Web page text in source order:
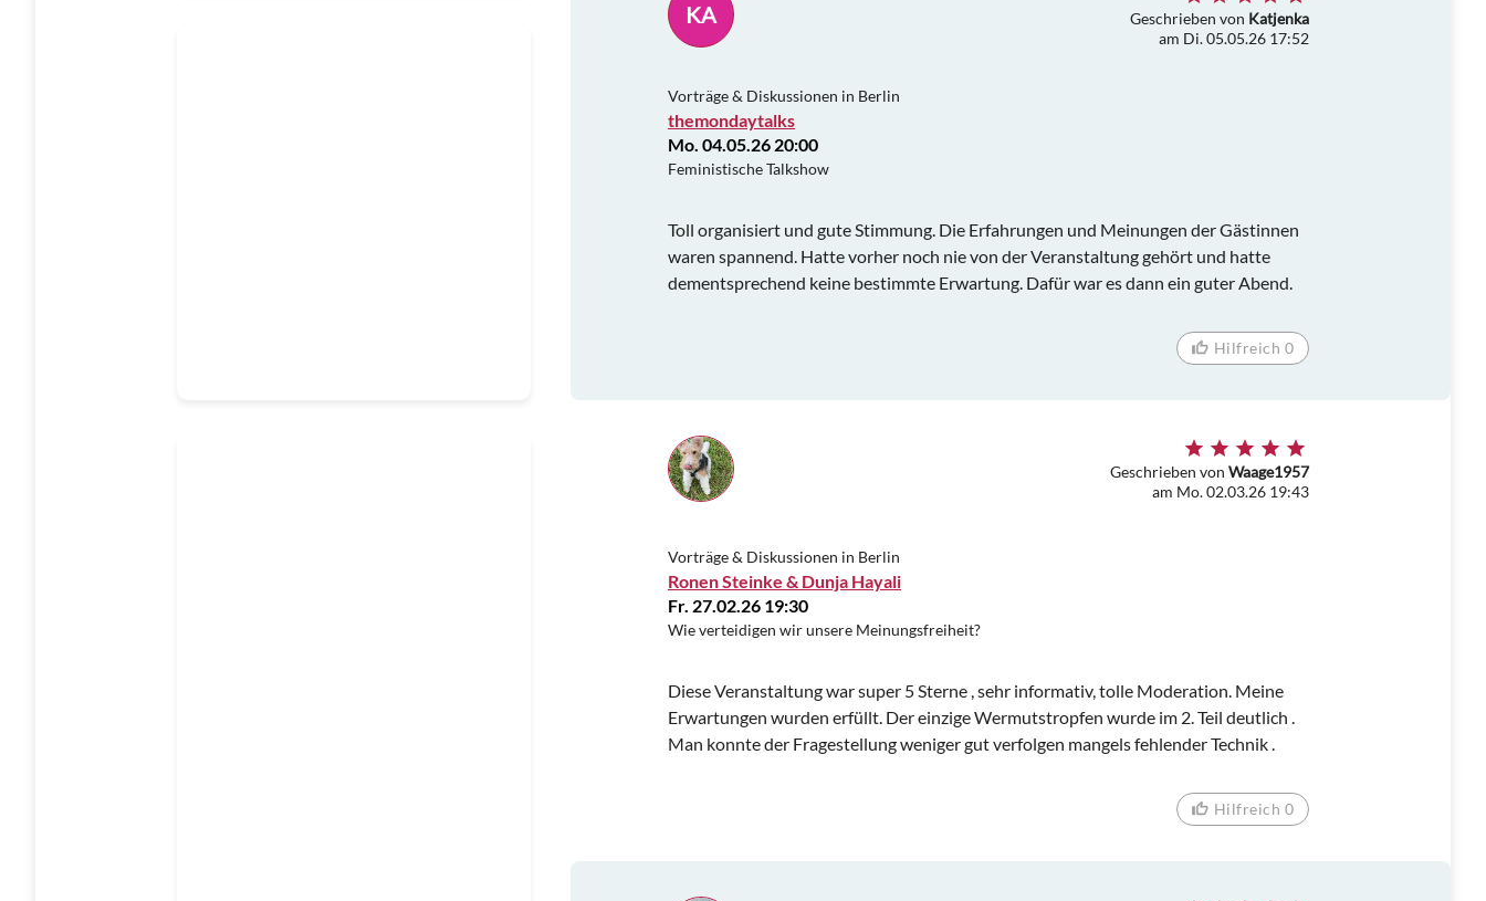
KA Geschrieben von Katjenka
am Di. 05.05.26 17:52
Vorträge & Diskussionen in Berlin
themondaytalks
Mo. 04.05.26 20:00
Feministische Talkshow
Toll organisiert und gute Stimmung. Die Erfahrungen und Meinungen der Gästinnen
waren spannend. Hatte vorher noch nie von der Veranstaltung gehört und hatte
dementsprechend keine bestimmte Erwartung. Dafür war es dann ein guter Abend.
Hilfreich 0
Geschrieben von Waage1957
am Mo. 02.03.26 19:43
Vorträge & Diskussionen in Berlin
Ronen Steinke & Dunja Hayali
Fr. 27.02.26 19:30
Wie verteidigen wir unsere Meinungsfreiheit?
Diese Veranstaltung war super 5 Sterne , sehr informativ, tolle Moderation. Meine
Erwartungen wurden erfüllt. Der einzige Wermutstropfen wurde im 2. Teil deutlich .
Man konnte der Fragestellung weniger gut verfolgen mangels fehlender Technik .
Hilfreich 0